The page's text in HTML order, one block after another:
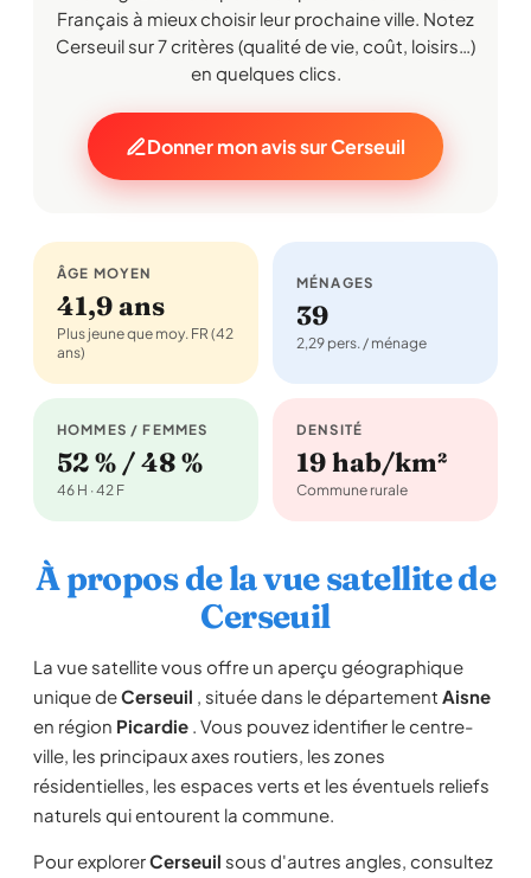
Français à mieux choisir leur prochaine ville. Notez
Cerseuil sur 7 critères (qualité de vie, coût, loisirs…)
en quelques clics.
Donner mon avis sur Cerseuil
ÂGE MOYEN
41,9 ans
Plus jeune que moy. FR (42
ans)
MÉNAGES
39
2,29 pers. / ménage
HOMMES / FEMMES
52 % / 48 %
46 H · 42 F
DENSITÉ
19 hab/km²
Commune rurale
À propos de la vue satellite de
Cerseuil
La vue satellite vous offre un aperçu géographique
unique deCerseuil , située dans le département Aisne
en région Picardie . Vous pouvez identifier le centre-
ville, les principaux axes routiers, les zones
résidentielles, les espaces verts et les éventuels reliefs
naturels qui entourent la commune.
Pour explorerCerseuil sous d'autres angles, consultez